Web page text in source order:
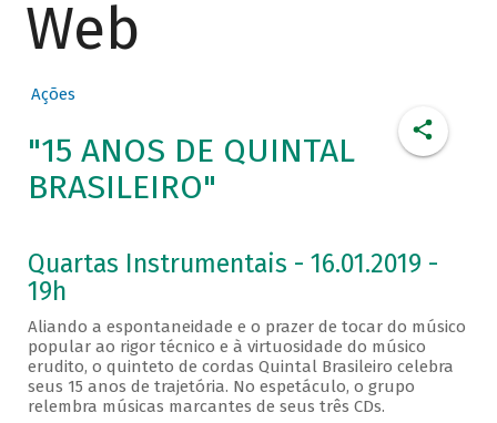
Web
Ações
"15 ANOS DE QUINTAL
BRASILEIRO"
Quartas Instrumentais - 16.01.2019 -
19h
Aliando a espontaneidade e o prazer de tocar do músico
popular ao rigor técnico e à virtuosidade do músico
erudito, o quinteto de cordas Quintal Brasileiro celebra
seus 15 anos de trajetória. No espetáculo, o grupo
relembra músicas marcantes de seus três CDs.